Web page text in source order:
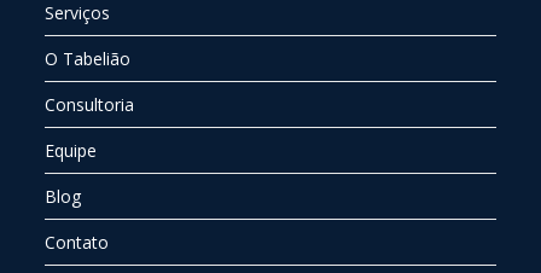
Serviços
O Tabelião
Consultoria
Equipe
Blog
Contato